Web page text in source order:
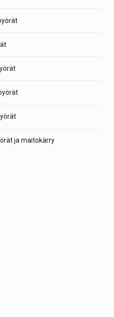
ja maitokärry